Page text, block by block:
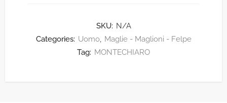
SKU: N/A
Categories: Uomo, Maglie - Maglioni - Felpe
Tag: MONTECHIARO